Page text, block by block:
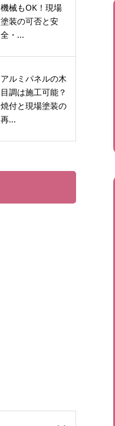
機械もOK！現場
塗装の可否と安
全・...
アルミパネルの木
目調は施工可能？
焼付と現場塗装の
再...